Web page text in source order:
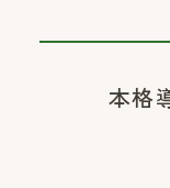
本格